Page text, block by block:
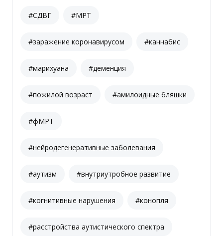
#СДВГ #МРТ
#заражение коронавирусом #каннабис
#марихуана #деменция
#пожилой возраст #амилоидные бляшки
#фМРТ
#нейродегенеративные заболевания
#аутизм #внутриутробное развитие
#когнитивные нарушения #конопля
#расстройства аутистического спектра